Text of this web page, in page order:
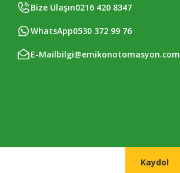
Bize Ulaşın0216 420 8347
WhatsApp0530 372 99 76
E-Mailbilgi@emikonotomasyon.com
Kaydol